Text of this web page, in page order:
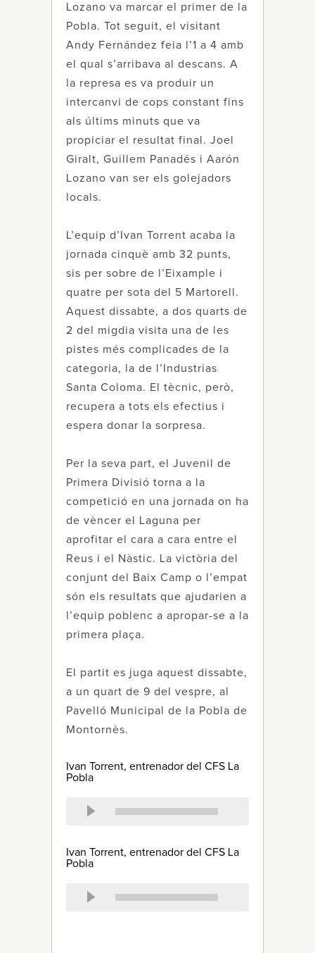
Lozano va marcar el primer de la
Pobla. Tot seguit, el visitant
Andy Fernández feia l’1 a 4 amb
el qual s’arribava al descans. A
la represa es va produir un
intercanvi de cops constant fins
als últims minuts que va
propiciar el resultat final. Joel
Giralt, Guillem Panadés i Aarón
Lozano van ser els golejadors
locals.
L’equip d’Ivan Torrent acaba la
jornada cinquè amb 32 punts,
sis per sobre de l’Eixample i
quatre per sota del 5 Martorell.
Aquest dissabte, a dos quarts de
2 del migdia visita una de les
pistes més complicades de la
categoria, la de l’Industrias
Santa Coloma. El tècnic, però,
recupera a tots els efectius i
espera donar la sorpresa.
Per la seva part, el Juvenil de
Primera Divisió torna a la
competició en una jornada on ha
de vèncer el Laguna per
aprofitar el cara a cara entre el
Reus i el Nàstic. La victòria del
conjunt del Baix Camp o l’empat
són els resultats que ajudarien a
l’equip poblenc a apropar-se a la
primera plaça.
El partit es juga aquest dissabte,
a un quart de 9 del vespre, al
Pavelló Municipal de la Pobla de
Montornès.
Ivan Torrent, entrenador del CFS La
Pobla
Ivan Torrent, entrenador del CFS La
Pobla